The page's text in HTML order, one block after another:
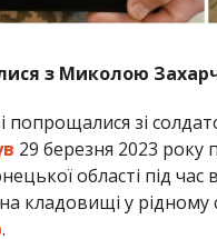
з Миколою
попрощалися зі
29 березня 2023 року
області під
кладовищі у
.